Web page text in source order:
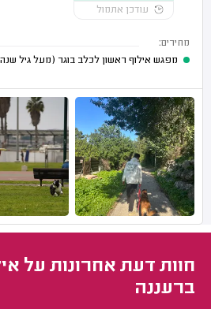
עודכן אתמול
מחירים:
מפגש אילוף ראשון לכלב בוגר (מעל גיל
חוות דעת אחרונות על
ברעננה